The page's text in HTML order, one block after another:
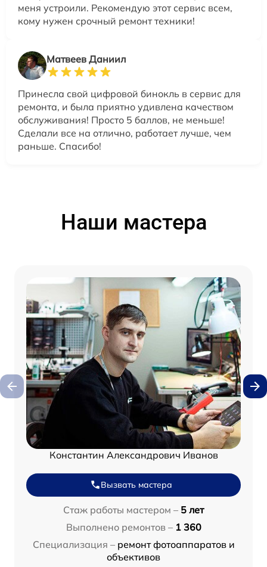
меня устроили. Рекомендую этот сервис всем,
кому нужен срочный ремонт техники!
Матвеев Даниил
Принесла свой цифровой бинокль в сервис для
ремонта, и была приятно удивлена качеством
обслуживания! Просто 5 баллов, не меньше!
Сделали все на отлично, работает лучше, чем
раньше. Спасибо!
Наши мастера
Константин Александрович Иванов
Вызвать мастера
Стаж работы мастером – 5 лет
Выполнено ремонтов – 1 360
Специализация – ремонт фотоаппаратов и
объективов